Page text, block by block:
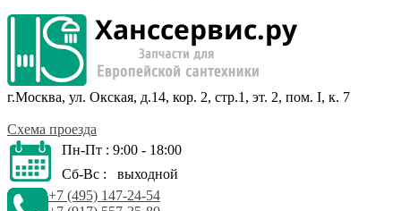
г.Москва, ул. Окская, д.14, кор. 2, стр.1, эт. 2, пом. I, к. 7
Схема проезда
Пн-Пт : 9:00 - 18:00
Сб-Вс : выходной
+7 (495) 147-24-54